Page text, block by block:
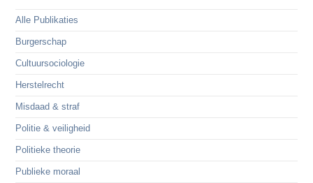
Alle Publikaties
Burgerschap
Cultuursociologie
Herstelrecht
Misdaad & straf
Politie & veiligheid
Politieke theorie
Publieke moraal